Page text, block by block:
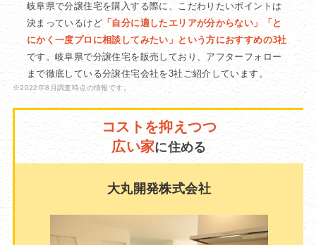
岐阜県で分譲住宅を購入する際に、こだわりたいポイントは
決まっているけど「自分に適したエリアが分からない」「と
にかく一度プロに相談してみたい」という方におすすめの3社
です。岐阜県で分譲住宅を販売しており、アフターフォロー
まで徹底している分譲住宅会社を3社ご紹介しています。
※2022年8月調査時点の情報です。
コストを抑えつつ
広い家に住める
大丸開発株式会社